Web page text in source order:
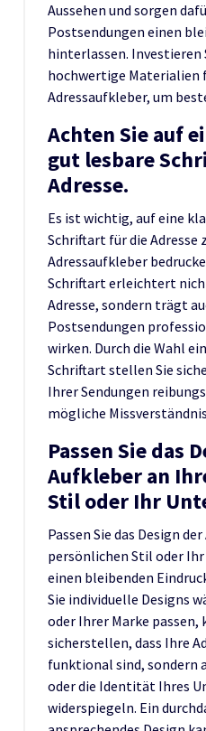
Aussehen und sorgen
Postsendungen einen
hinterlassen. Investieren
hochwertige Materialien
Adressaufkleber, um
Achten Sie auf
gut lesbare
Adresse.
Es ist wichtig, auf eine
Schriftart für die Adresse
Adressaufkleber
Schriftart erleichtert
Adresse, sondern trägt
Postsendungen
wirken. Durch die Wahl
Schriftart stellen Sie
Ihrer Sendungen
mögliche
Passen Sie das
Aufkleber an
Stil oder Ihr
Passen Sie das Design
persönlichen Stil oder
einen bleibenden
Sie individuelle Designs
oder Ihrer Marke passen,
sicherstellen, dass Ihre
funktional sind, sondern
oder die Identität Ihres
widerspiegeln. Ein